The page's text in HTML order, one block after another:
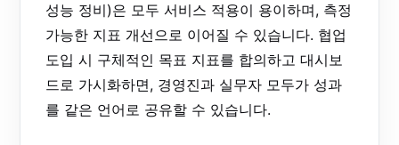
성능 정비)은 모두 서비스 적용이 용이하며, 측정
가능한 지표 개선으로 이어질 수 있습니다. 협업
도입 시 구체적인 목표 지표를 합의하고 대시보
드로 가시화하면, 경영진과 실무자 모두가 성과
를 같은 언어로 공유할 수 있습니다.